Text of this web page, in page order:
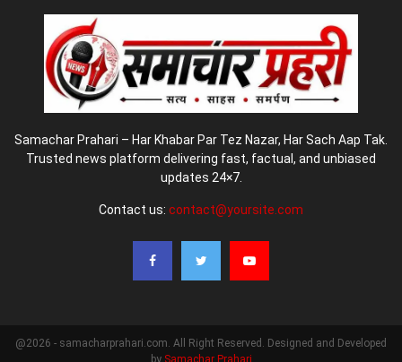
Samachar Prahari – Har Khabar Par Tez Nazar, Har Sach Aap Tak.
Trusted news platform delivering fast, factual, and unbiased
updates 24×7.
Contact us: contact@yoursite.com
@2026 - samacharprahari.com. All Right Reserved. Designed and Developed